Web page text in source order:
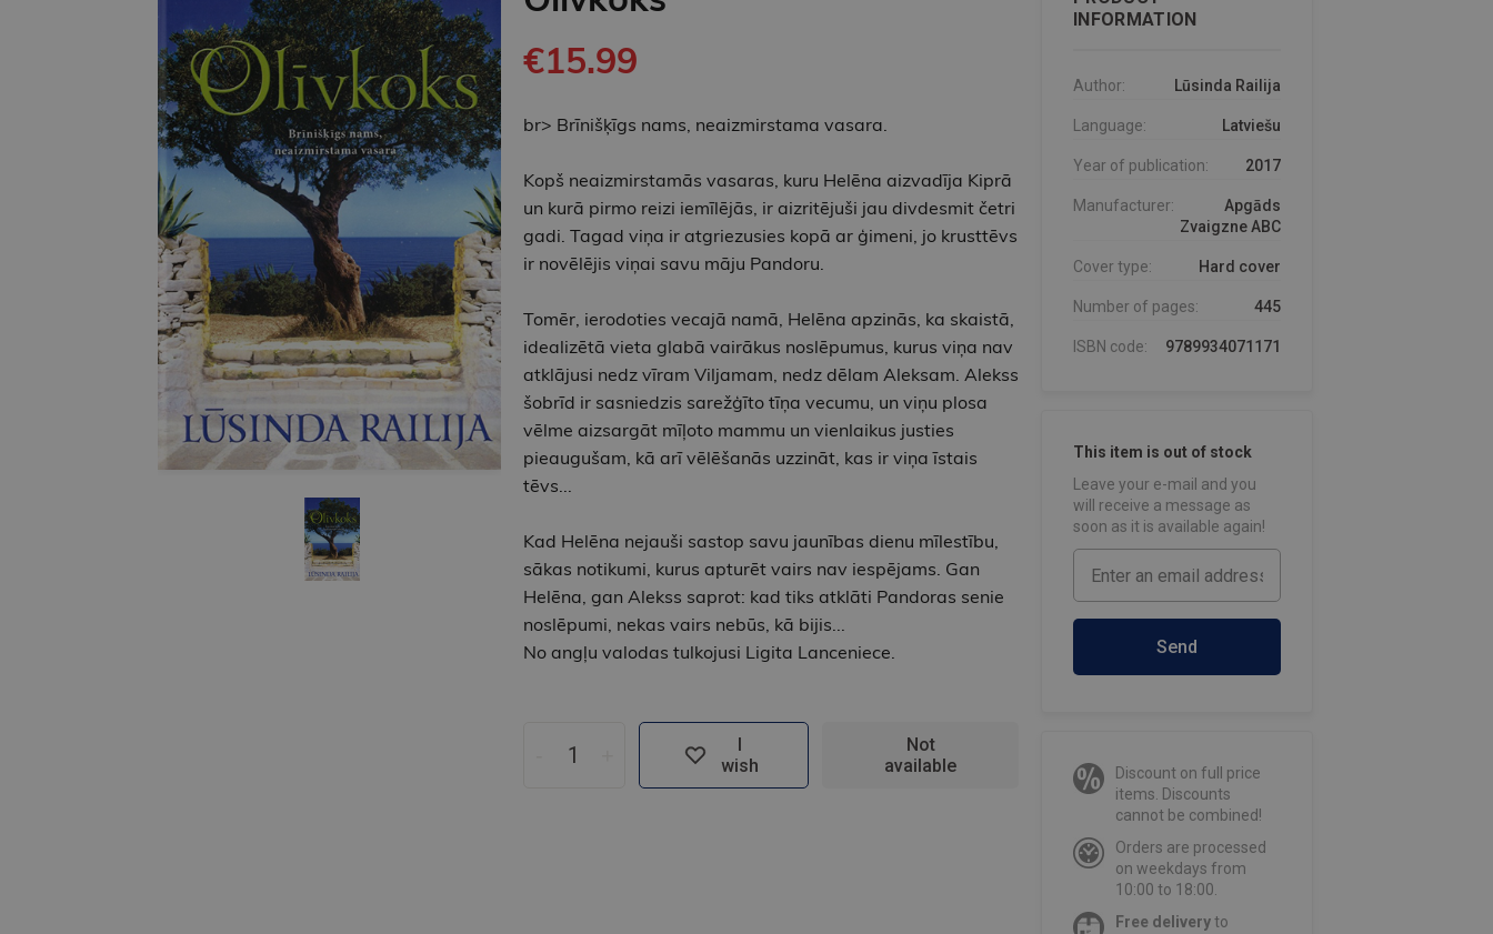
€15.99
br> Brīnišķīgs nams, neaizmirstama vasara.
Kopš neaizmirstamās vasaras, kuru Helēna aizvadīja Kiprā
un kurā pirmo reizi iemīlējās, ir aizritējuši jau divdesmit četri
gadi. Tagad viņa ir atgriezusies kopā ar ģimeni, jo krusttēvs
ir novēlējis viņai savu māju Pandoru.
Tomēr, ierodoties vecajā namā, Helēna apzinās, ka skaistā,
idealizētā vieta glabā vairākus noslēpumus, kurus viņa nav
atklājusi nedz vīram Viljamam, nedz dēlam Aleksam. Alekss
šobrīd ir sasniedzis sarežģīto tīņa vecumu, un viņu plosa
vēlme aizsargāt mīļoto mammu un vienlaikus justies
pieaugušam, kā arī vēlēšanās uzzināt, kas ir viņa īstais
tēvs...
Kad Helēna nejauši sastop savu jaunības dienu mīlestību,
sākas notikumi, kurus apturēt vairs nav iespējams. Gan
Helēna, gan Alekss saprot: kad tiks atklāti Pandoras senie
noslēpumi, nekas vairs nebūs, kā bijis...
No angļu valodas tulkojusi Ligita Lanceniece.
wish
Not
available
INFORMATION
Author: Lūsinda Railija
Language: Latviešu
Year of publication: 2017
Manufacturer:
Apgāds
Zvaigzne ABC
Cover type: Hard cover
Number of pages: 445
ISBN code: 9789934071171
This item is out of stock
Leave your e-mail and you
will receive a message as
soon as it is available again!
Send
Discount on full price
items. Discounts
cannot be combined!
Orders are processed
on weekdays from
10:00 to 18:00.
Free deliveryto